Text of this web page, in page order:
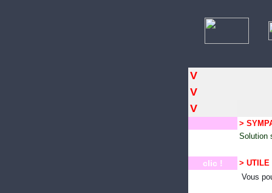
V
V
V
>
Solution
clic !
> UTILE
Vous